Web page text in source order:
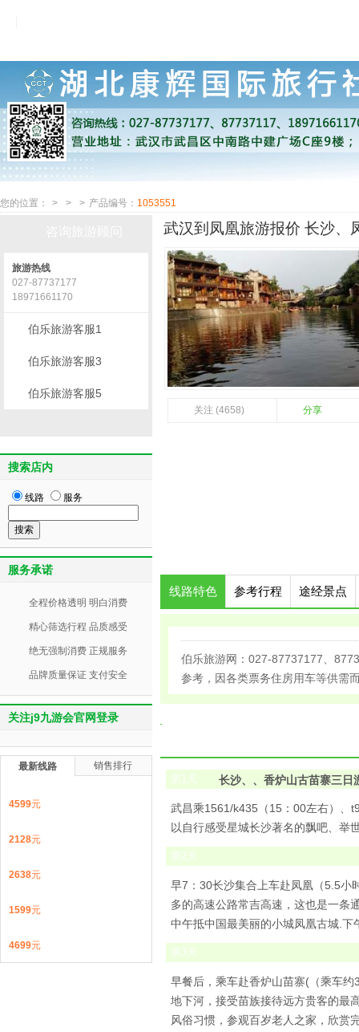
您的位置： > > > 产品编号： 1053551
武汉到凤凰旅游报价 长沙、
关注 (4658) 分享
线路特色 参考行程 途经景点
伯乐旅游网：027-87737177、
参考，因各类票务住房用车等供需
第1天 长沙、、香炉山古苗寨三日
武昌乘1561/k435（15：00左右）、
以自行感受星城长沙著名的飘吧、举
第2天
早7：30长沙集合上车赴凤凰（5.5小
多的高速公路常吉高速，这也是一条
中午抵中国最美丽的小城凤凰古城.
第3天
早餐后，乘车赴香炉山苗寨(（乘车
地下河，接受苗族接待远方贵客的最
风俗习惯，参观百岁老人之家，欣赏
旅游热线
027-87737177
18971661170
伯乐旅游客服1
伯乐旅游客服3
伯乐旅游客服5
搜索店内
线路 服务
服务承诺
全程价格透明 明白消费
精心筛选行程 品质感受
绝无强制消费 正规服务
品牌质量保证 支付安全
关注j9九游会官网登录
最新线路 销售排行
4599元
2128元
2638元
1599元
4699元